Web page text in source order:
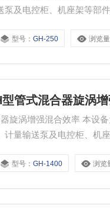
泵及电控柜、机座架等部
型号：GH-250 浏览量
管式混合器旋涡
化装置。主要有搅拌机、溶液罐、二级过滤
计量输送泵及电控柜、机
型号：GH-1400 浏览